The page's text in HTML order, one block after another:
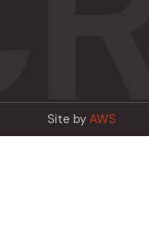
Site by AWS